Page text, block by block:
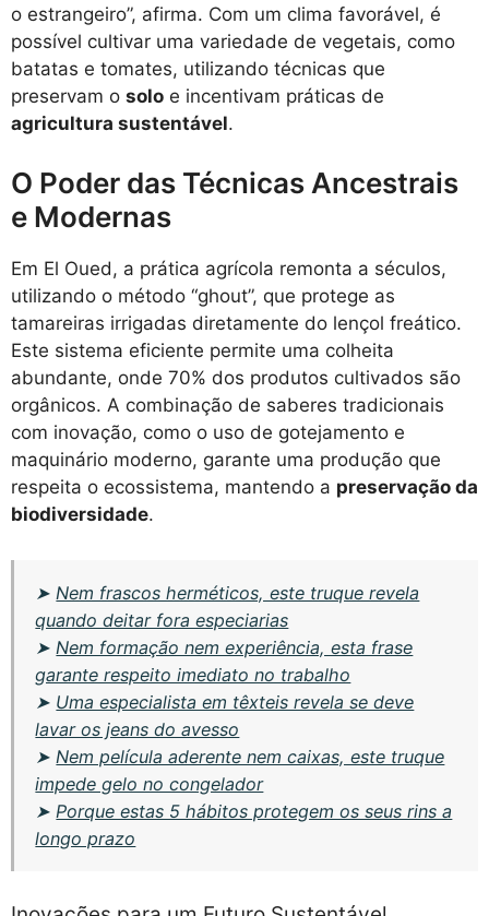
o estrangeiro”, afirma. Com um clima favorável, é
possível cultivar uma variedade de vegetais, como
batatas e tomates, utilizando técnicas que
preservam o solo e incentivam práticas de
agricultura sustentável.
O Poder das Técnicas Ancestrais
e Modernas
Em El Oued, a prática agrícola remonta a séculos,
utilizando o método “ghout”, que protege as
tamareiras irrigadas diretamente do lençol freático.
Este sistema eficiente permite uma colheita
abundante, onde 70% dos produtos cultivados são
orgânicos. A combinação de saberes tradicionais
com inovação, como o uso de gotejamento e
maquinário moderno, garante uma produção que
respeita o ecossistema, mantendo a preservação da
biodiversidade.
➤ Nem frascos herméticos, este truque revela
quando deitar fora especiarias
➤ Nem formação nem experiência, esta frase
garante respeito imediato no trabalho
➤ Uma especialista em têxteis revela se deve
lavar os jeans do avesso
➤ Nem película aderente nem caixas, este truque
impede gelo no congelador
➤ Porque estas 5 hábitos protegem os seus rins a
longo prazo